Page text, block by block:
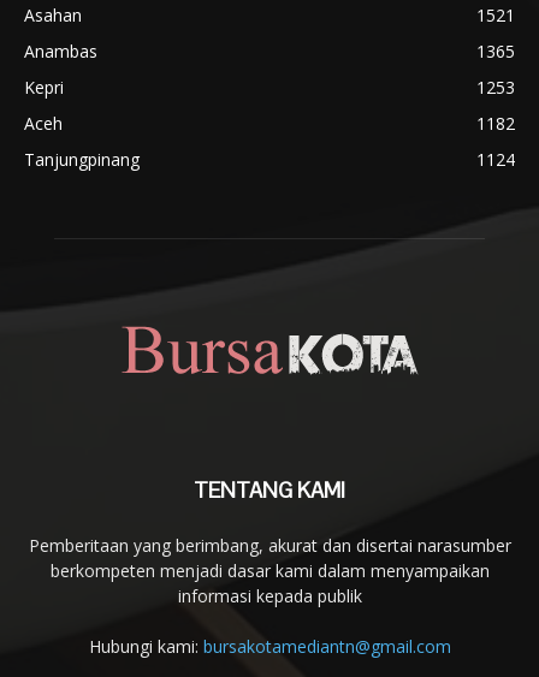
Asahan
1521
Anambas
1365
Kepri
1253
Aceh
1182
Tanjungpinang
1124
TENTANG KAMI
Pemberitaan yang berimbang, akurat dan disertai narasumber
berkompeten menjadi dasar kami dalam menyampaikan
informasi kepada publik
Hubungi kami: bursakotamediantn@gmail.com